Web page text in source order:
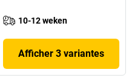
10-12 weken
Afficher 3 variantes